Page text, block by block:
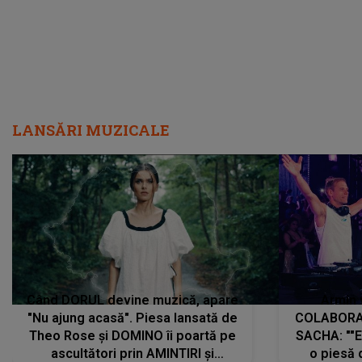
LANSĂRI MUZICALE
Când DORUL devine muzică, apare
"Nu ajung acasă". Piesa lansată de
Theo Rose și DOMINO îi poartă pe
ascultători prin AMINTIRI și
SACHA:
o piesă